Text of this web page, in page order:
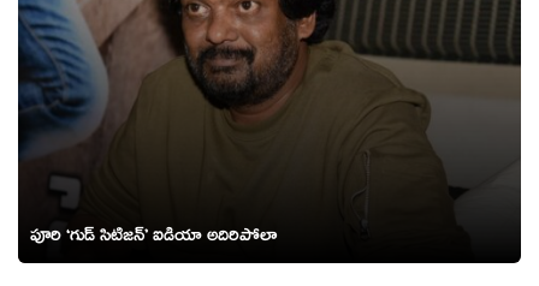
పూరి ‘గుడ్ సిటిజన్’ ఐడియా అదిరిపోలా